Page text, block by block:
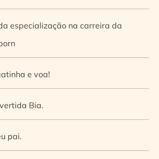
especialização na carreira da
e voa!
Bia.
pai.